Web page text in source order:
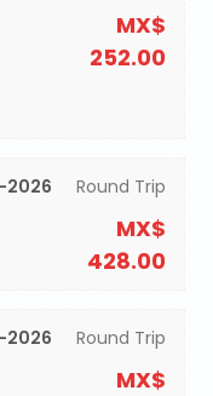
MX$
252.00
Round Trip
MX$
428.00
Round Trip
MX$